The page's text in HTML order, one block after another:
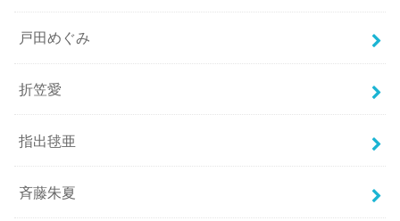
戸田めぐみ
折笠愛
指出毬亜
斉藤朱夏